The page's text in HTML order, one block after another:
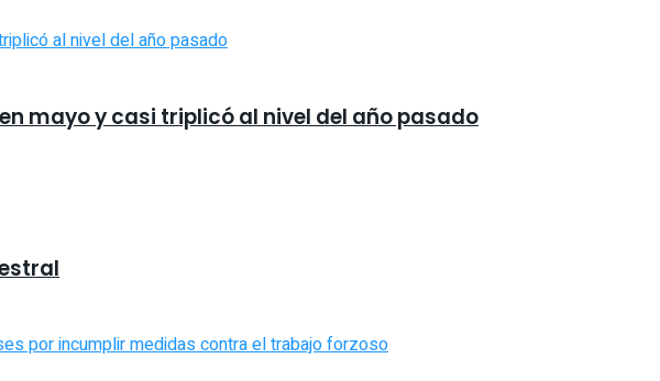
mayo y casi triplicó al nivel del año pasado